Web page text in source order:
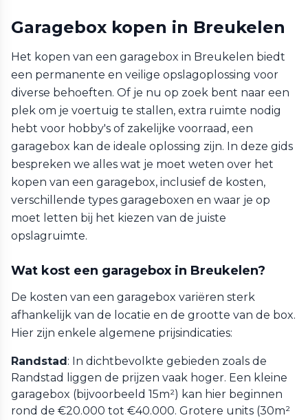
Garagebox kopen in Breukelen
Het kopen van een garagebox in Breukelen biedt
een permanente en veilige opslagoplossing voor
diverse behoeften. Of je nu op zoek bent naar een
plek om je voertuig te stallen, extra ruimte nodig
hebt voor hobby's of zakelijke voorraad, een
garagebox kan de ideale oplossing zijn. In deze gids
bespreken we alles wat je moet weten over het
kopen van een garagebox, inclusief de kosten,
verschillende types garageboxen en waar je op
moet letten bij het kiezen van de juiste
opslagruimte.
Wat kost een garagebox in Breukelen?
De kosten van een garagebox variëren sterk
afhankelijk van de locatie en de grootte van de box.
Hier zijn enkele algemene prijsindicaties:
Randstad: In dichtbevolkte gebieden zoals de
Randstad liggen de prijzen vaak hoger. Een kleine
garagebox (bijvoorbeeld 15m²) kan hier beginnen
rond de €20.000 tot €40.000. Grotere units (30m²